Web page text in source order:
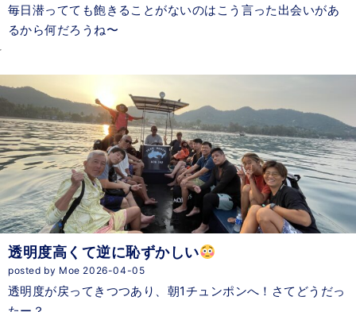
毎日潜ってても飽きることがないのはこう言った出会いがあ
るから何だろうね〜
透明度高くて逆に恥ずかしい
posted by Moe 2026-04-05
透明度が戻ってきつつあり、朝1チュンポンへ！さてどうだっ